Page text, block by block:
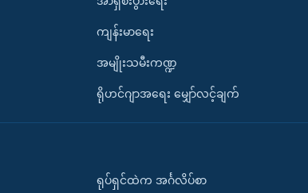
ကျန်းမာရေး
အမျိုးသမီးကဏ္ဍ
ရိုဟင်ဂျာအရေး မျှော်လင့်ချက်
ရုပ်ရှင်ထဲက အင်္ဂလိပ်စာ